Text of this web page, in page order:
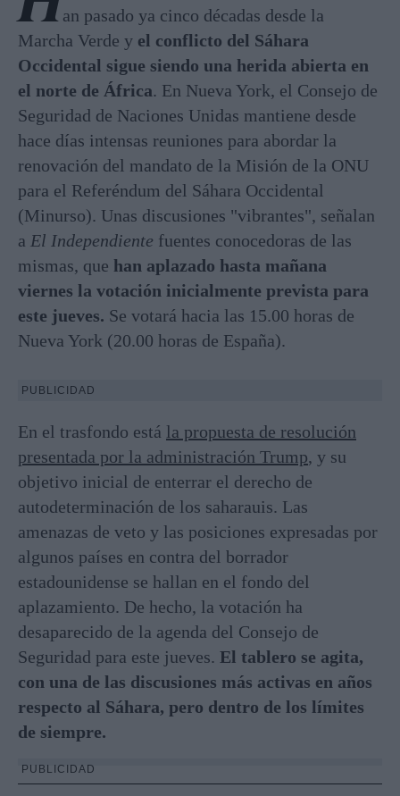
an pasado ya cinco décadas desde la
Marcha Verde y el conflicto del Sáhara
Occidental sigue siendo una herida abierta en
el norte de África. En Nueva York, el Consejo de
Seguridad de Naciones Unidas mantiene desde
hace días intensas reuniones para abordar la
renovación del mandato de la Misión de la ONU
para el Referéndum del Sáhara Occidental
(Minurso). Unas discusiones "vibrantes", señalan
a El Independiente fuentes conocedoras de las
mismas, que han aplazado hasta mañana
viernes la votación inicialmente prevista para
este jueves. Se votará hacia las 15.00 horas de
Nueva York (20.00 horas de España).
PUBLICIDAD
En el trasfondo está la propuesta de resolución
presentada por la administración Trump, y su
objetivo inicial de enterrar el derecho de
autodeterminación de los saharauis. Las
amenazas de veto y las posiciones expresadas por
algunos países en contra del borrador
estadounidense se hallan en el fondo del
aplazamiento. De hecho, la votación ha
desaparecido de la agenda del Consejo de
Seguridad para este jueves. El tablero se agita,
con una de las discusiones más activas en años
respecto al Sáhara, pero dentro de los límites
de siempre.
PUBLICIDAD